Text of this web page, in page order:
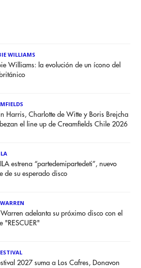
WILLIAMS
Williams: la evolución de un ícono del
Harris, Charlotte de Witte y Boris Brejcha
el line up de Creamfields Chile 2026
estrena “partedemipartedeti”, nuevo
de su esperado disco
adelanta su próximo disco con el
"RESCUER"
2027 suma a Los Cafres, Donavon